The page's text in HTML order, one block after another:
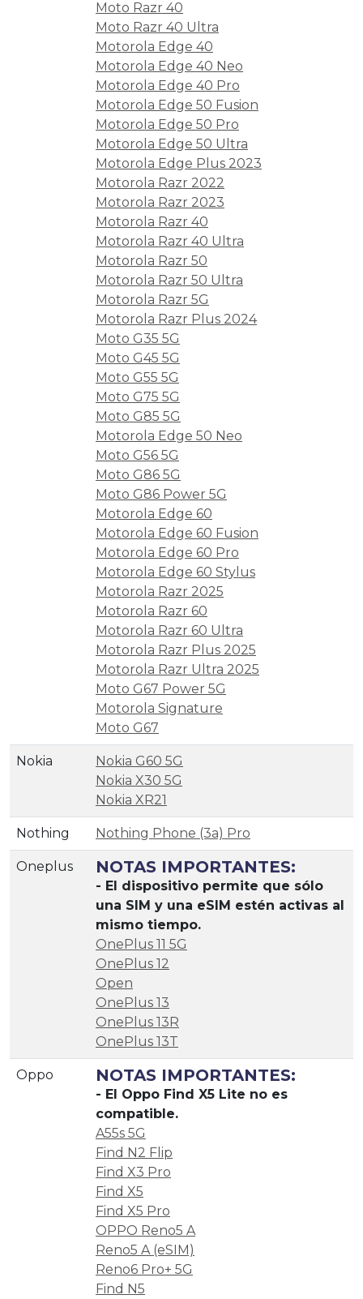
Moto Razr 40
Moto Razr 40 Ultra
Motorola Edge 40
Motorola Edge 40 Neo
Motorola Edge 40 Pro
Motorola Edge 50 Fusion
Motorola Edge 50 Pro
Motorola Edge 50 Ultra
Motorola Edge Plus 2023
Motorola Razr 2022
Motorola Razr 2023
Motorola Razr 40
Motorola Razr 40 Ultra
Motorola Razr 50
Motorola Razr 50 Ultra
Motorola Razr 5G
Motorola Razr Plus 2024
Moto G35 5G
Moto G45 5G
Moto G55 5G
Moto G75 5G
Moto G85 5G
Motorola Edge 50 Neo
Moto G56 5G
Moto G86 5G
Moto G86 Power 5G
Motorola Edge 60
Motorola Edge 60 Fusion
Motorola Edge 60 Pro
Motorola Edge 60 Stylus
Motorola Razr 2025
Motorola Razr 60
Motorola Razr 60 Ultra
Motorola Razr Plus 2025
Motorola Razr Ultra 2025
Moto G67 Power 5G
Motorola Signature
Moto G67
Nokia
Nokia G60 5G
Nokia X30 5G
Nokia XR21
Nothing Nothing Phone (3a) Pro
Oneplus NOTAS IMPORTANTES:
- El dispositivo permite que sólo
una SIM y una eSIM estén activas al
mismo tiempo.
OnePlus 11 5G
OnePlus 12
Open
OnePlus 13
OnePlus 13R
OnePlus 13T
Oppo NOTAS IMPORTANTES:
- El Oppo Find X5 Lite no es
compatible.
A55s 5G
Find N2 Flip
Find X3 Pro
Find X5
Find X5 Pro
OPPO Reno5 A
Reno5 A (eSIM)
Reno6 Pro+ 5G
Find N5